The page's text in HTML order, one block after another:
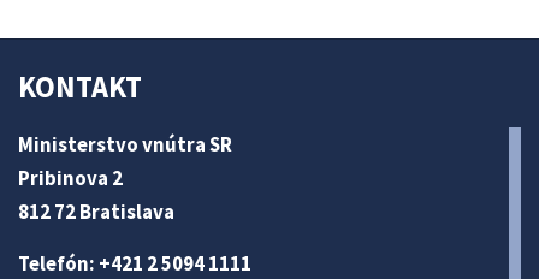
KONTAKT
Ministerstvo vnútra SR
Pribinova 2
812 72 Bratislava
Telefón: +421 2 5094 1111